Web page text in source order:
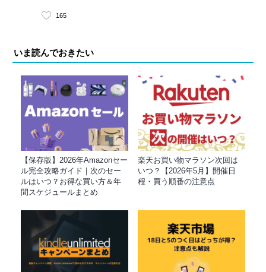
165
いま読んでおきたい
【保存版】2026年Amazonセー
ル完全攻略ガイド｜次のセー
ルはいつ？お得な買い方＆年
間スケジュールまとめ
楽天お買い物マラソン次回は
いつ？【2026年5月】開催日
程・買う順番の注意点